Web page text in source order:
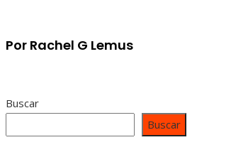
Por Rachel G Lemus
Buscar
Buscar